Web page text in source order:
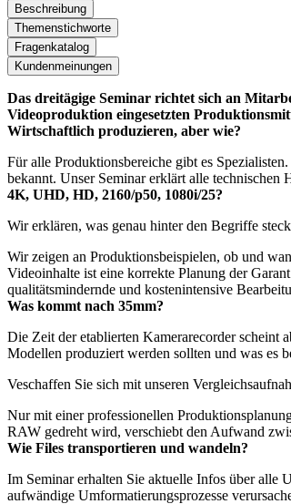
Beschreibung
Themenstichworte
Fragenkatalog
Kundenmeinungen
Das dreitägige Seminar richtet sich an
Videoproduktion eingesetzten
Wirtschaftlich produzieren, aber wie?
Für alle Produktionsbereiche gibt es
bekannt. Unser Seminar erklärt alle
4K, UHD, HD, 2160/p50, 1080i/25?
Wir erklären, was genau hinter den Begriffe
Wir zeigen an Produktionsbeispielen, ob und
Videoinhalte ist eine korrekte Planung der
qualitätsmindernde und kostenintensive
Was kommt nach 35mm?
Die Zeit der etablierten Kamerarecorder scheint
Modellen produziert werden sollten und was es
Veschaffen Sie sich mit unseren
Nur mit einer professionellen
RAW gedreht wird, verschiebt den Aufwand
Wie Files transportieren und wandeln?
Im Seminar erhalten Sie aktuelle Infos über alle
aufwändige Umformatierungsprozesse